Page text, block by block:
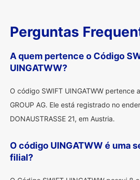
Perguntas
A quem pertence o Código
UINGATWW?
O código SWIFT UINGATWW pertence
GROUP AG. Ele está registrado no
DONAUSTRASSE 21, em Austria.
O código UINGATWW é uma
filial?